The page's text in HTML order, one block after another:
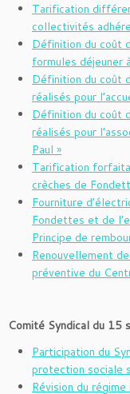
Tarification
collectivités
Définition du coût
formules déjeuner
Définition du coût
réalisés pour
Définition du coût
réalisés pour
Paul »
Tarification
crèches de
Fourniture
Fondettes et de
Principe de
Renouvellement
préventive du
Comité Syndical du 15
Participation du
protection sociale
Révision du